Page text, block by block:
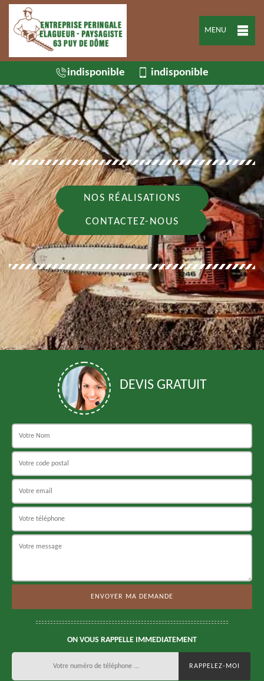
MENU
indisponible indisponible
NOS RÉALISATIONS
CONTACTEZ-NOUS
DEVIS GRATUIT
ON VOUS RAPPELLE IMMEDIATEMENT